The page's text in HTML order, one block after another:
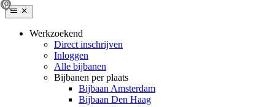
Werkzoekend
Direct inschrijven
Inloggen
Alle bijbanen
Bijbanen per plaats
Bijbaan Amsterdam
Bijbaan Den Haag